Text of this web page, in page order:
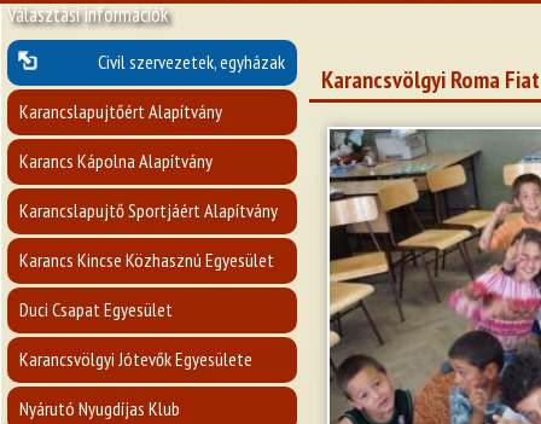
Választási információk
Civil szervezetek, egyházak
Karancslapujtőért Alapítvány
Karancs Kápolna Alapítvány
Karancslapujtő Sportjáért Alapítvány
Karancs Kincse Közhasznú Egyesület
Duci Csapat Egyesület
Karancsvölgyi Jótevők Egyesülete
Nyárutó Nyugdíjas Klub
Karancsvölgyi Roma